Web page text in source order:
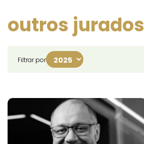
outros jurados
Filtrar por